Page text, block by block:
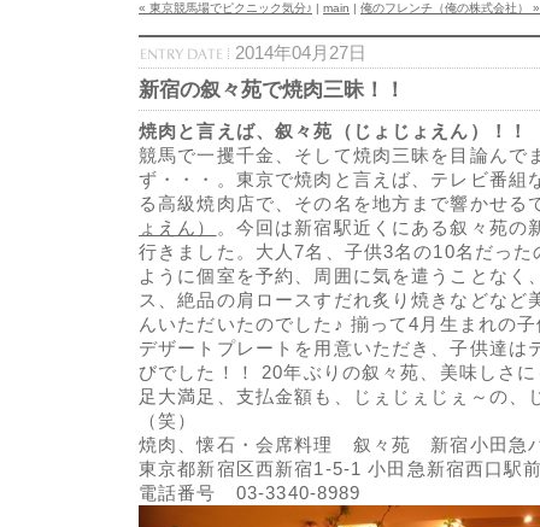
« 東京競馬場でピクニック気分♪ | main | 俺のフレンチ（俺の株式会社） »
2014年04月27日
新宿の叙々苑で焼肉三昧！！
焼肉と言えば、叙々苑（じょじょえん）！！
競馬で一攫千金、そして焼肉三昧を目論んで
ず・・・。東京で焼肉と言えば、テレビ番組
る高級焼肉店で、その名を地方まで響かせる
ょえん）
。今回は新宿駅近くにある叙々苑の
行きました。大人7名、子供3名の10名だっ
ように個室を予約、周囲に気を遣うことなく
ス、絶品の肩ロースすだれ炙り焼きなどなど
んいただいたのでした♪ 揃って4月生まれの
デザートプレートを用意いただき、子供達は
びでした！！ 20年ぶりの叙々苑、美味しさ
足大満足、支払金額も、じぇじぇじぇ～の、
（笑）
焼肉、懐石・会席料理 叙々苑 新宿小田
東京都新宿区西新宿1-5-1 小田急新宿西口駅
電話番号 03-3340-8989